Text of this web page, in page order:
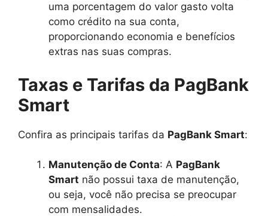
uma porcentagem do valor gasto volta
como crédito na sua conta,
proporcionando economia e benefícios
extras nas suas compras.
Taxas e Tarifas da PagBank
Smart
Confira as principais tarifas da PagBank Smart:
Manutenção de Conta: A PagBank
Smart não possui taxa de manutenção,
ou seja, você não precisa se preocupar
com mensalidades.